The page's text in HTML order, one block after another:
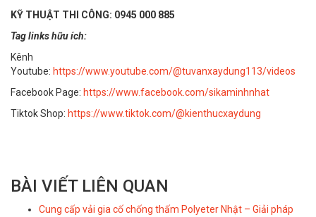
KỸ THUẬT THI CÔNG: 0945 000 885
Tag links hữu ích:
Kênh
Youtube: https://www.youtube.com/@tuvanxaydung113/videos
Facebook Page: https://www.facebook.com/sikaminhnhat
Tiktok Shop: https://www.tiktok.com/@kienthucxaydung
BÀI VIẾT LIÊN QUAN
Cung cấp vải gia cố chống thấm Polyeter Nhật – Giải pháp